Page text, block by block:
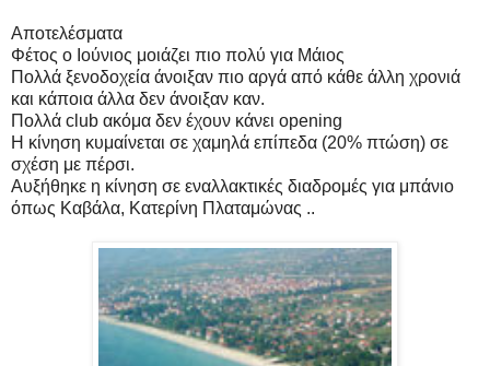
Αποτελέσματα
Φέτος ο Ιούνιος μοιάζει πιο πολύ για Μάιος
Πολλά ξενοδοχεία άνοιξαν πιο αργά από κάθε άλλη χρονιά
και κάποια άλλα δεν άνοιξαν καν.
Πολλά club ακόμα δεν έχουν κάνει opening
Η κίνηση κυμαίνεται σε χαμηλά επίπεδα (20% πτώση) σε
σχέση με πέρσι.
Αυξήθηκε η κίνηση σε εναλλακτικές διαδρομές για μπάνιο
όπως Καβάλα, Κατερίνη Πλαταμώνας ..